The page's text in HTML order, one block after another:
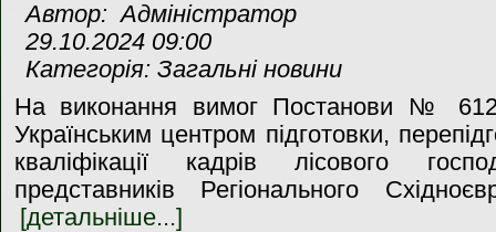
Автор: Адміністратор
29.10.2024 09:00
Категорія: Загальні новини
На виконання вимог Постанови № 612
Українським центром підготовки,
кваліфікації кадрів лісового
представників Регіонального
[детальніше...]